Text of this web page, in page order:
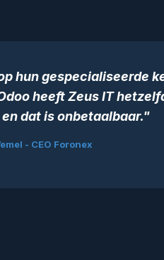
hun gespecialiseerde
heeft Zeus IT
dat is onbetaalbaar."
- CEO Foronex